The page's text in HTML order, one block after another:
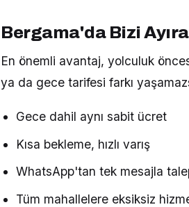
Bergama'da Bizi
En önemli avantaj, yolculuk
ya da gece tarifesi farkı
Gece dahil aynı sabit ücret
Kısa bekleme, hızlı varış
WhatsApp'tan tek mesajla
Tüm mahallelere eksiksiz